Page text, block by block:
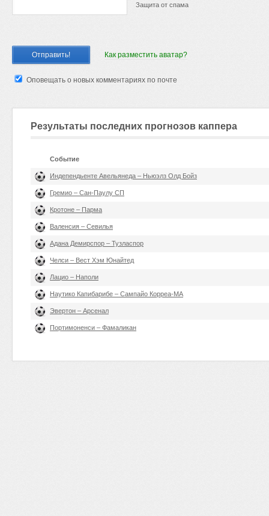
Защита от спама
Как разместить аватар?
Оповещать о новых комментариях по почте
Результаты последних прогнозов каппера
Событие
Индепендьенте Авельянеда – Ньюэлз Олд Бойз
Гремио – Сан-Паулу СП
Кротоне – Парма
Валенсия – Севилья
Адана Демирспор – Тузласпор
Челси – Вест Хэм Юнайтед
Лацио – Наполи
Наутико Капибарибе – Сампайо Корреа-МА
Эвертон – Арсенал
Портимоненси – Фамаликан